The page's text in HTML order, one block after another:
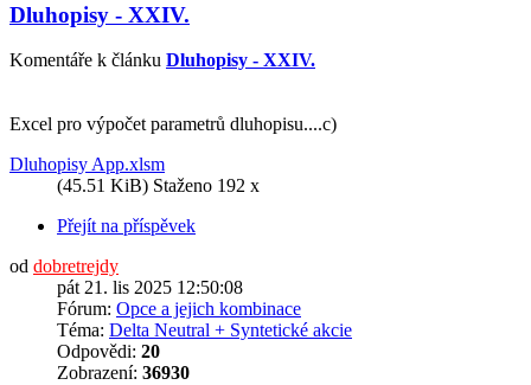
Dluhopisy - XXIV.
Komentáře k článku Dluhopisy - XXIV.
Excel pro výpočet parametrů dluhopisu....c)
Dluhopisy App.xlsm
(45.51 KiB) Staženo 192 x
Přejít na příspěvek
od dobretrejdy
pát 21. lis 2025 12:50:08
Fórum: Opce a jejich kombinace
Téma: Delta Neutral + Syntetické akcie
Odpovědi: 20
Zobrazení: 36930